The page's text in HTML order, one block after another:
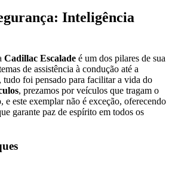
Inteligência
Cadillac Escalade é um dos pilares de sua
de assistência à condução até a
tudo foi pensado para facilitar a vida do
, prezamos por veículos que tragam o
e este exemplar não é exceção, oferecendo
garante paz de espírito em todos os